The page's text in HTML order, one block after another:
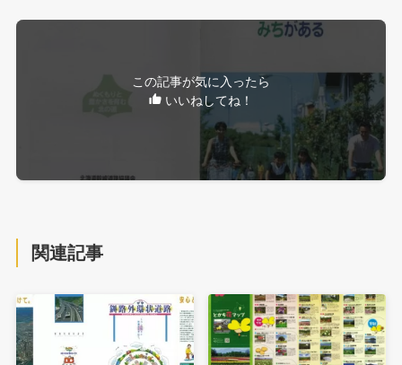
この記事が気に入ったら
いいねしてね！
関連記事